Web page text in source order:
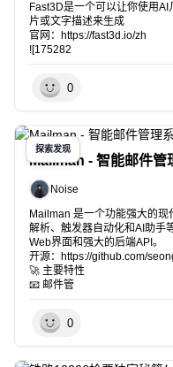
Fast3D是一个可以让你使用
片或文字描述来生成
官网： https://fast3d.io/zh
![175282
0
探索发现
Mailman - 智能邮件管
Noise
Mailman 是一个功能强大的
解析、触发器自动化和AI助手
Web界面和强大的后端API。
开源： https://github.com/
🚀 主要特性
📧 邮件管
0